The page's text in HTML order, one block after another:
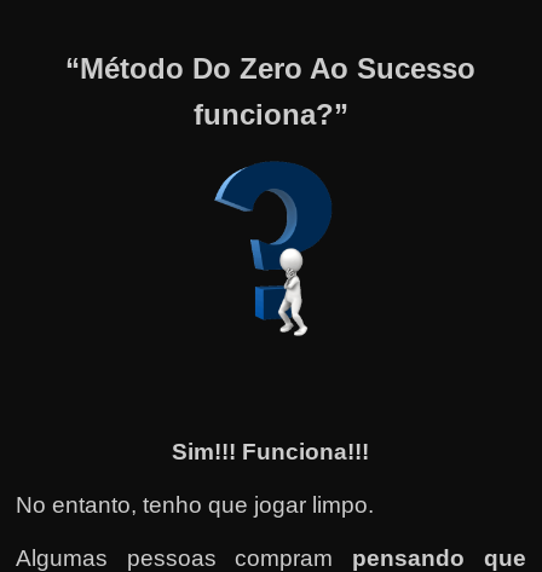
“Método Do Zero Ao Sucesso
funciona?”
Sim!!! Funciona!!!
No entanto, tenho que jogar limpo.
Algumas pessoas compram pensando que